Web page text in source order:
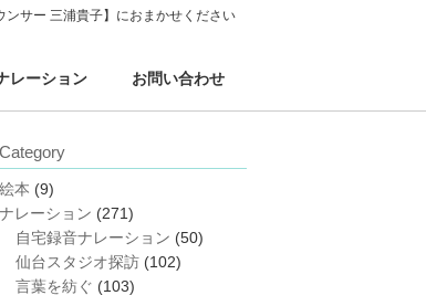
サー 三浦貴子】におまかせください
レーション お問い合わせ
Category
絵本 (9)
ナレーション (271)
自宅録音ナレーション (50)
仙台スタジオ探訪(102)
言葉を紡ぐ (103)